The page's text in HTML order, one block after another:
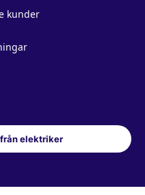
kunder
elektriker